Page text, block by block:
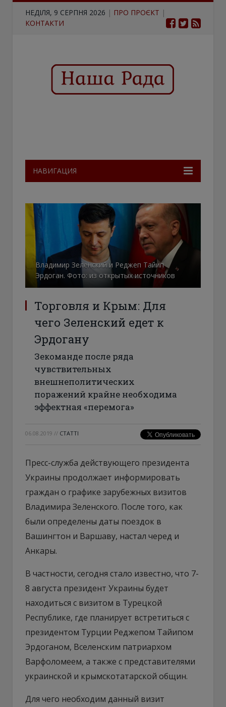
НЕДІЛЯ, 9 СЕРПНЯ 2026 | ПРО ПРОЄКТ |
КОНТАКТИ
НАВИГАЦИЯ
Владимир Зеленский и Реджеп Тайип
Эрдоган. Фото: из открытых источников
Торговля и Крым: Для
чего Зеленский едет к
Эрдогану
Зекоманде после ряда
чувствительных
внешнеполитических
поражений крайне необходима
эффектная «перемога»
06.08.2019 // СТАТТІ
Пресс-служба действующего президента
Украины продолжает информировать
граждан о графике зарубежных визитов
Владимира Зеленского. После того, как
были определены даты поездок в
Вашингтон и Варшаву, настал черед и
Анкары.
В частности, сегодня стало известно, что 7-
8 августа президент Украины будет
находиться с визитом в Турецкой
Республике, где планирует встретиться с
президентом Турции Реджепом Тайипом
Эрдоганом, Вселенским патриархом
Варфоломеем, а также с представителями
украинской и крымскотатарской общин.
Для чего необходим данный визит